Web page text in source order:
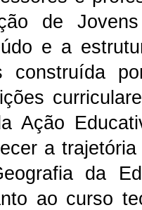
de
e a
construída
Ação
a
da
ao curso